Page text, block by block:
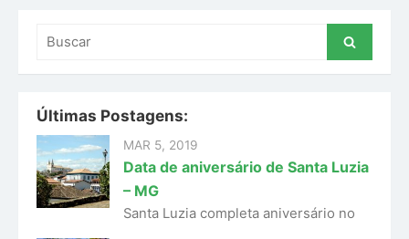
Buscar
Buscar
Últimas Postagens:
MAR 5, 2019
Data de aniversário de Santa Luzia
– MG
Santa Luzia completa aniversário no